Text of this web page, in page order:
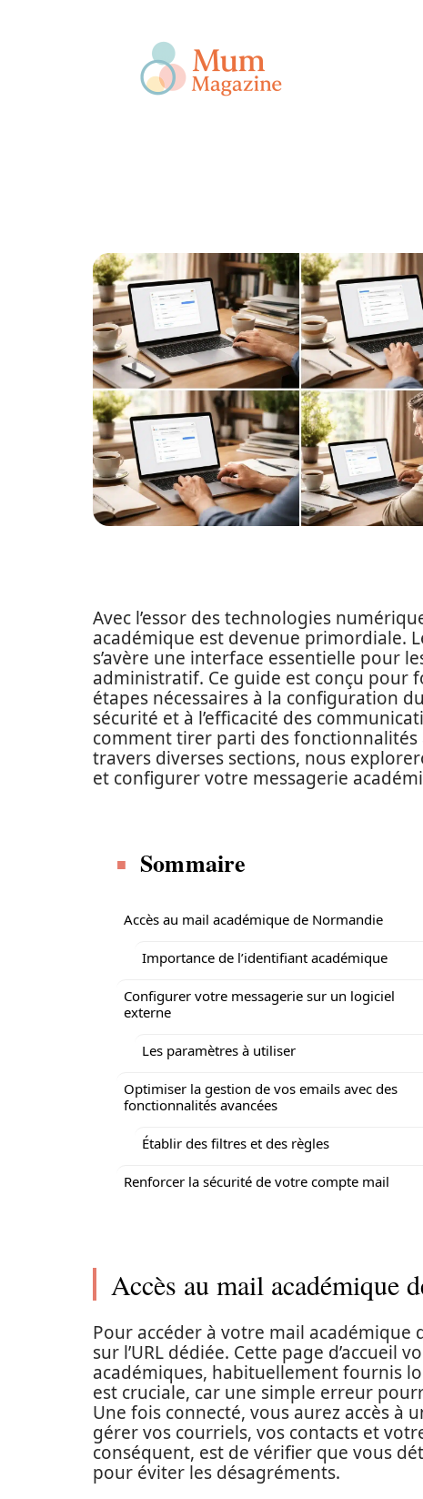
Avec l’essor des technologies
académique est devenue primordiale.
s’avère une interface essentielle pour
administratif. Ce guide est conçu
étapes nécessaires à la configuration
sécurité et à l’efficacité des
comment tirer parti des
travers diverses sections, nous
et configurer votre messagerie
Sommaire
Accès au mail académique de Normandie
Importance de l’identifiant académique
Configurer votre messagerie sur un logiciel
externe
Les paramètres à utiliser
Optimiser la gestion de vos emails avec des
fonctionnalités avancées
Établir des filtres et des règles
Renforcer la sécurité de votre compte mail
Accès au mail académique
Pour accéder à votre mail
sur l’URL dédiée. Cette page
académiques, habituellement fournis
est cruciale, car une simple erreur
Une fois connecté, vous aurez accès à
gérer vos courriels, vos contacts et
conséquent, est de vérifier que vous
pour éviter les désagréments.